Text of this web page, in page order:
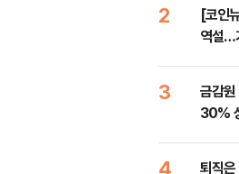
2
[코인
역설…
3
금감
30%
4
퇴직